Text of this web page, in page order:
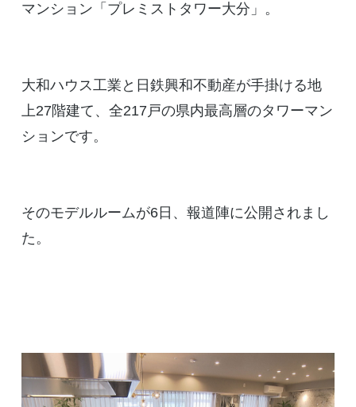
マンション「プレミストタワー大分」。
大和ハウス工業と日鉄興和不動産が手掛ける地
上27階建て、全217戸の県内最高層のタワーマン
ションです。
そのモデルルームが6日、報道陣に公開されまし
た。